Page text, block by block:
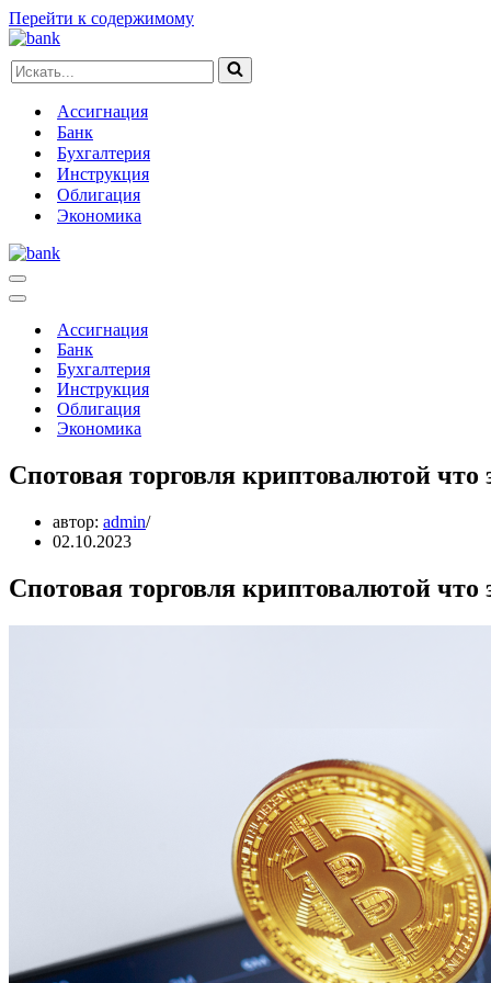
Перейти к содержимому
Искать...
Ассигнация
Банк
Бухгалтерия
Инструкция
Облигация
Экономика
Меню
навигации
Меню
навигацииАссигнация
Банк
Бухгалтерия
Инструкция
Облигация
Экономика
Спотовая торговля криптовалютой что
автор: admin
02.10.2023
Спотовая торговля криптовалютой что